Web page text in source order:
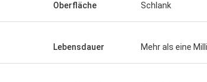
Oberfläche Schlank
Lebensdauer Mehr als eine